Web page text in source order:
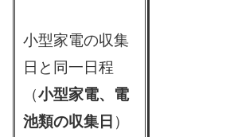
小型家電の収集
日と同一日程
（小型家電、電
池類の収集日 ）